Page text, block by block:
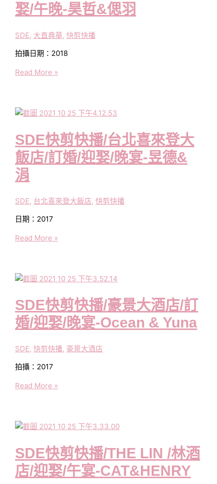
娶/午晚-昊哲&偲羽
SDE, 大直典華,快剪快播
拍攝日期：2018
SDE
快
播/
直
典
華/
迎
午
昊
哲
Read More »
SDE快剪快播/台北喜來登大
飯店/訂婚/迎娶/晚宴-昱德&
涓
SDE, 台北喜來登大飯店,快剪快播
日期：2017
SDE
快
播/
北
喜
來
大
飯
訂
娶/
宴-
昱
德
Read More »
SDE快剪快播/豪景大酒店/訂
婚/迎娶/晚宴-Ocean & Yuna
SDE,快剪快播, 豪景大酒店
拍攝：2017
SDE
快
播/
景
大
酒
Read More »
SDE快剪快播/THE LIN /林酒
店/迎娶/午宴-CAT&HENRY